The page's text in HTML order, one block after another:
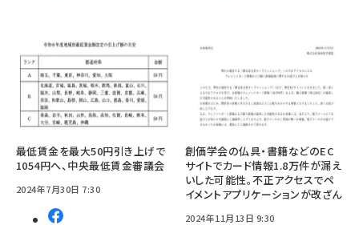
最低賃金を最大50円引き上げで
1054円へ、中央最低賃金審議会
2024年7月30日 7:30
創価学会の仏具・書籍などのEC
サイトでカード情報1.8万件が漏え
いした可能性。不正アクセスでペ
イメントアプリケーションが改ざん
2024年11月13日 9:30